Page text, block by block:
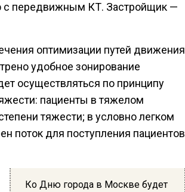
с передвижным КТ. Застройщик —
оптимизации путей движения
удобное зонирование
осуществляться по принципу
пациенты в тяжелом
тяжести; в условно легком
поток для поступления пациентов
Ко Дню города в Москве будет